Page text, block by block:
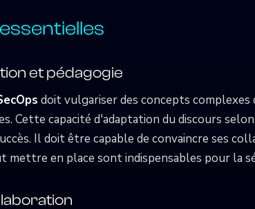
et pédagogie
doit vulgariser des concepts complexes
Cette capacité d'adaptation du discours
Il doit être capable de convaincre ses
mettre en place sont indispensables pour la